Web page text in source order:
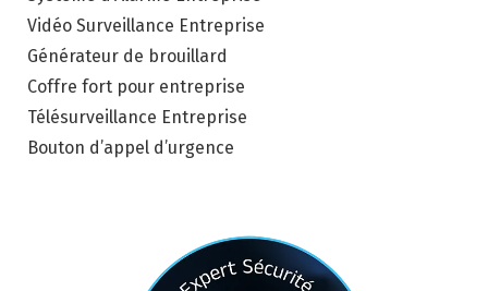
Vidéo Surveillance Entreprise
Générateur de brouillard
Coffre fort pour entreprise
Télésurveillance Entreprise
Bouton d’appel d’urgence